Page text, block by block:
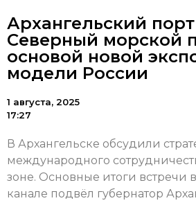
Архангельский
Северный морской
основой новой
модели России
1 августа, 2025
17:27
В Архангельске обсудили
международного
зоне. Основные итоги встречи
канале подвёл губернатор